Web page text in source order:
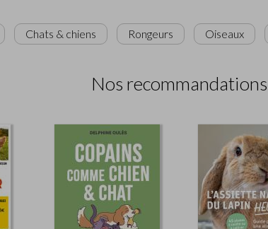
Chats & chiens Rongeurs Oiseaux
Nos recommandations